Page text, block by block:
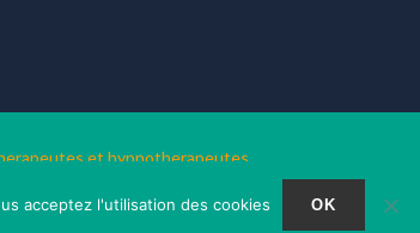
et hypnotherapeutes.
acceptez l'utilisation des cookies OK